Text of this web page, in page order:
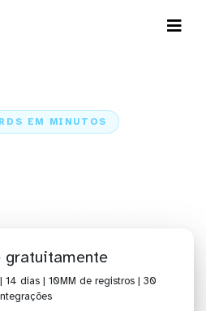
EM MINUTOS
gratuitamente
14 dias | 10MM de registros | 30